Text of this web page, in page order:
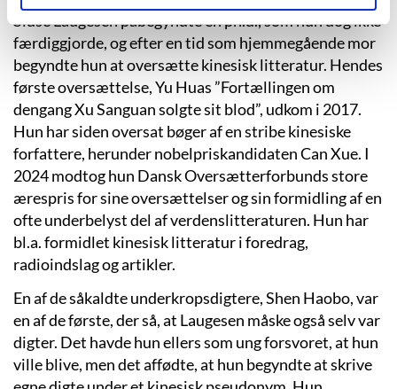
Sidse Laugesen påbegyndte en ph.d., som hun dog ikke
færdiggjorde, og efter en tid som hjemmegående mor
begyndte hun at oversætte kinesisk litteratur. Hendes
første oversættelse, Yu Huas ”Fortællingen om
dengang Xu Sanguan solgte sit blod”, udkom i 2017.
Hun har siden oversat bøger af en stribe kinesiske
forfattere, herunder nobelpriskandidaten Can Xue. I
2024 modtog hun Dansk Oversætterforbunds store
ærespris for sine oversættelser og sin formidling af en
ofte underbelyst del af verdenslitteraturen. Hun har
bl.a. formidlet kinesisk litteratur i foredrag,
radioindslag og artikler.
En af de såkaldte underkropsdigtere, Shen Haobo, var
en af de første, der så, at Laugesen måske også selv var
digter. Det havde hun ellers som ung forsvoret, at hun
ville blive, men det affødte, at hun begyndte at skrive